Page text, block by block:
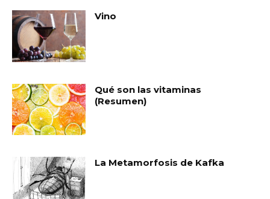
Vino
Qué son las vitaminas
(Resumen)
La Metamorfosis de Kafka